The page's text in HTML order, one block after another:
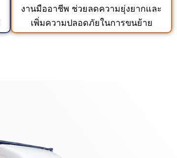
งานมืออาชีพ ช่วยลดความยุ่งยากและ
เพิ่มความปลอดภัยในการขนย้าย